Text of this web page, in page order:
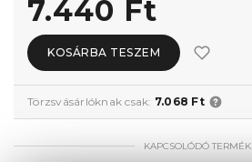
7.440 Ft
KOSÁRBA TESZEM
Törzsvásárlóknak csak: 7.068 Ft
KAPCSOLÓDÓ